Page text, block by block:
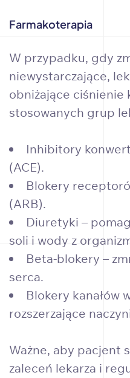
Farmakoterapia
W przypadku, gdy
niewystarczające,
obniżające ciśnienie
stosowanych grup
Inhibitory
(ACE).
Blokery
(ARB).
Diuretyki –
soli i wody z
Beta-blokery –
serca.
Blokery kanałów
rozszerzające
Ważne, aby pacjent
zaleceń lekarza i